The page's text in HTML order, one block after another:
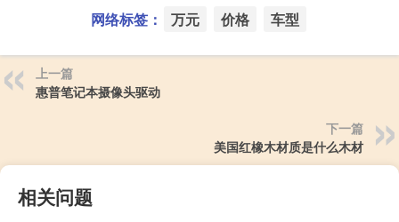
网络标签： 万元 价格 车型
上一篇
惠普笔记本摄像头驱动
下一篇
美国红橡木材质是什么木材
相关问题